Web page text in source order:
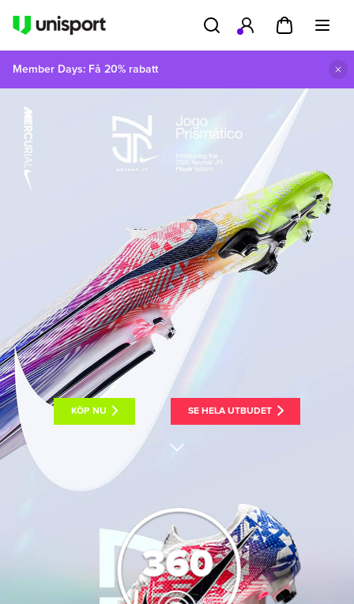
Member Days: Få 20% rabatt
KÖP NU SE HELA UTBUDET